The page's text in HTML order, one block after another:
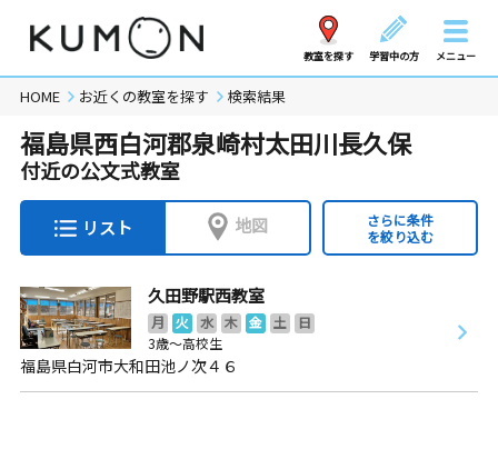
教室を探す 学習中の方 メニュー
HOME お近くの教室を探す 検索結果
福島県西白河郡泉崎村太田川長久保
付近の公文式教室
リスト 地図
さらに条件
を絞り込む
久田野駅西教室
月 火 水 木 金 土
日
3歳～高校生
福島県白河市大和田池ノ次４６